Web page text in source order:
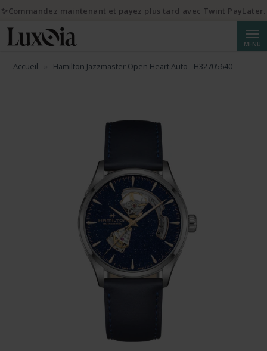
MENU
Accueil Hamilton Jazzmaster Open Heart Auto - H32705640
✨Commandez maintenant et payez plus tard avec Twint PayLater.